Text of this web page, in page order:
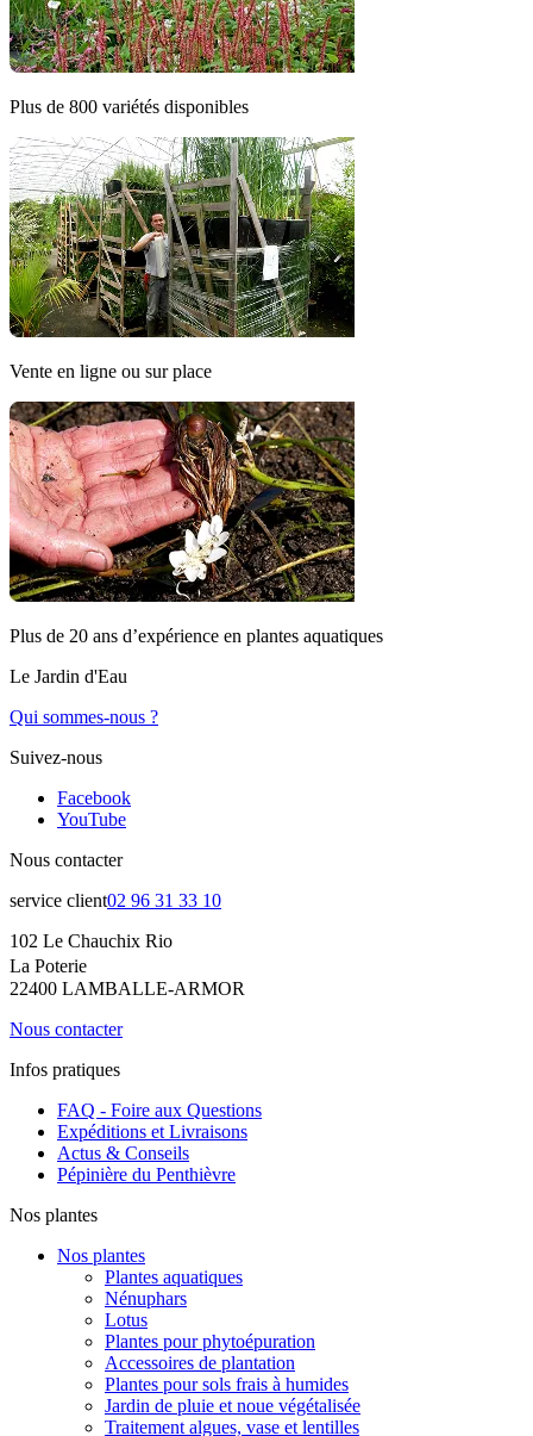
Plus de 800 variétés disponibles
Vente en ligne ou sur place
Plus de 20 ans d’expérience en plantes aquatiques
Le Jardin d'Eau
Qui sommes-nous ?
Suivez-nous
Facebook
YouTube
Nous contacter
service client02 96 31 33 10
102 Le Chauchix Rio
La Poterie
22400 LAMBALLE-ARMOR
Nous contacter
Infos pratiques
FAQ - Foire aux Questions
Expéditions et Livraisons
Actus & Conseils
Pépinière du Penthièvre
Nos plantes
Nos plantes
Plantes aquatiques
Nénuphars
Lotus
Plantes pour phytoépuration
Accessoires de plantation
Plantes pour sols frais à humides
Jardin de pluie et noue végétalisée
Traitement algues, vase et lentilles